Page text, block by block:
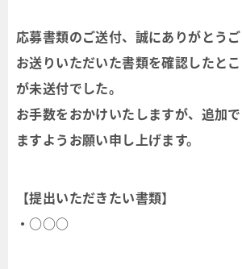
応募書類のご送付、誠にありがとうご
お送りいただいた書類を確認したと
が未送付でした。
お手数をおかけいたしますが、追加
ますようお願い申し上げます。
【提出いただきたい書類】
・○○○